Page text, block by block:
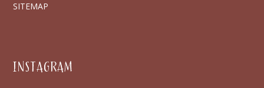
SITEMAP
INSTAGRAM